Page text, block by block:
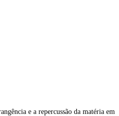
e a repercussão da matéria em